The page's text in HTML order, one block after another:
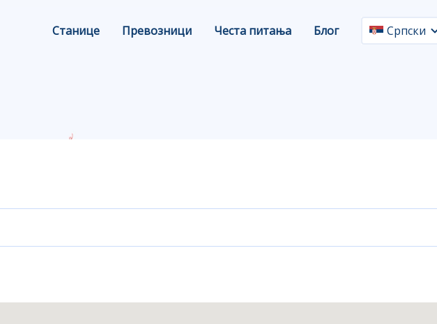
Станице Превозници Честа питања Блог Српски